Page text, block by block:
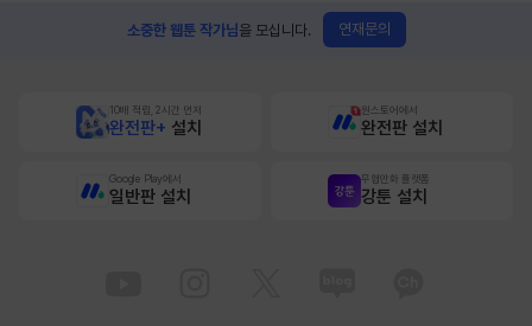
소중한 웹툰 작가님을 모십니다. 연재문의
10배 적립, 2시간 먼저
완전판+ 설치
원스토어에서
완전판 설치
Google Play에서
일반판 설치
무협만화 플랫폼
강툰 설치